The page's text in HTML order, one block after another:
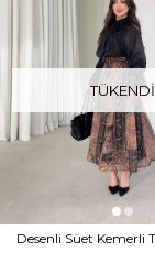
TÜKENDI